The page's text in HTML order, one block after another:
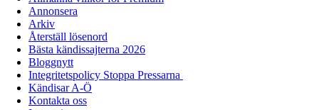
Annonsera
Arkiv
Återställ lösenord
Bästa kändissajterna 2026
Bloggnytt
Integritetspolicy Stoppa Pressarna
Kändisar A-Ö
Kontakta oss